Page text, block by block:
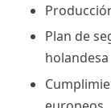
Plan de
holandesa